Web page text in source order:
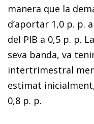
manera que la
d’aportar 1,0 p. p.
del PIB a 0,5 p. p.
seva banda, va
intertrimestral
estimat
0,8 p. p.